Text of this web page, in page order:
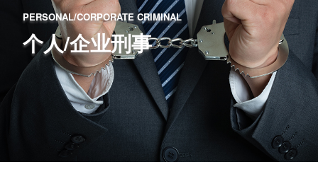
PERSONAL/CORPORATE CRIMINAL
个人/企业刑事